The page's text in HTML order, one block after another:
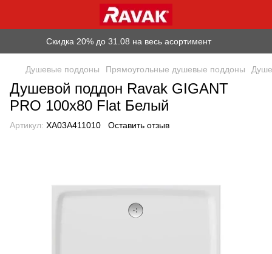
Скидка 20% до 31.08 на весь асортимент
Душевые поддоны Прямоугольные душевые поддоны
Душевой поддон Ravak GIGANT
PRO 100x80 Flat Белый
Артикул: XA03A411010 Оставить отзыв